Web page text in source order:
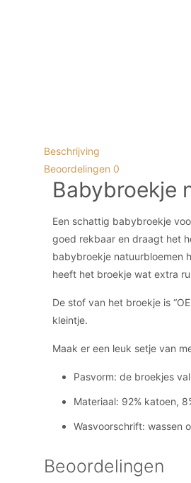
Beschrijving
Beoordelingen 0
Babybroekje
Een schattig babybroekje
goed rekbaar en draagt het
babybroekje natuurbloemen
heeft het broekje wat extra
De stof van het broekje is
kleintje.
Maak er een leuk setje van
Pasvorm: de broekjes
Materiaal: 92% katoen,
Wasvoorschrift: wassen
Beoordelingen